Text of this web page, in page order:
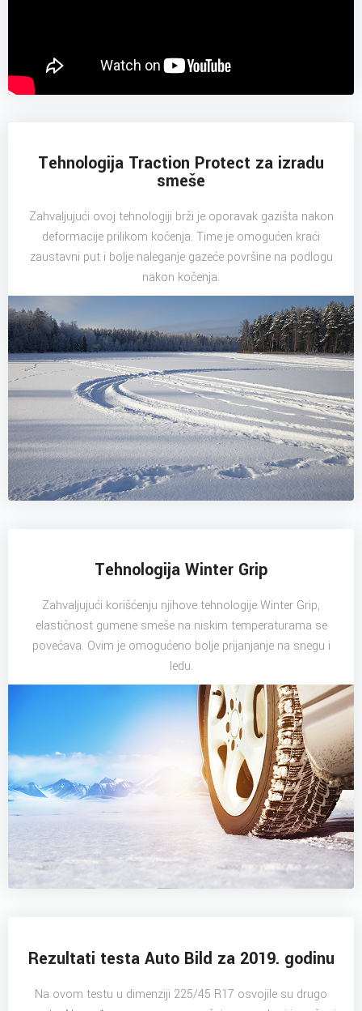
Tehnologija Traction Protect za izradu
smeše
Zahvaljujući ovoj tehnologiji brži je oporavak gazišta nakon
deformacije prilikom kočenja. Time je omogućen kraći
zaustavni put i bolje naleganje gazeće površine na podlogu
nakon kočenja.
Tehnologija Winter Grip
Zahvaljujući korišćenju njihove tehnologije Winter Grip,
elastičnost gumene smeše na niskim temperaturama se
povećava. Ovim je omogućeno bolje prijanjanje na snegu i
ledu.
Rezultati testa Auto Bild za 2019. godinu
Na ovom testu u dimenziji 225/45 R17 osvojile su drugo